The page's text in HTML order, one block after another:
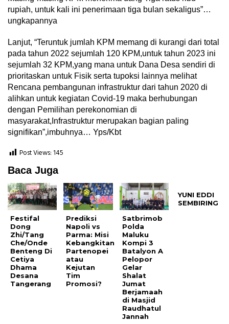
rupiah, untuk kali ini penerimaan tiga bulan sekaligus”…
ungkapannya
Lanjut, “Teruntuk jumlah KPM memang di kurangi dari total
pada tahun 2022 sejumlah 120 KPM,untuk tahun 2023 ini
sejumlah 32 KPM,yang mana untuk Dana Desa sendiri di
prioritaskan untuk Fisik serta tupoksi lainnya melihat
Rencana pembangunan infrastruktur dari tahun 2020 di
alihkan untuk kegiatan Covid-19 maka berhubungan
dengan Pemilihan perekonomian di
masyarakat,Infrastruktur merupakan bagian paling
signifikan”,imbuhnya… Yps/Kbt
Post Views: 145
Baca Juga
Festifal
Dong
Zhi/Tang
Che/Onde
Benteng Di
Cetiya
Dhama
Desana
Tangerang
Prediksi
Napoli vs
Parma: Misi
Kebangkitan
Partenopei
atau
Kejutan
Tim
Promosi?
Satbrimob
Polda
Maluku
Kompi 3
Batalyon A
Pelopor
Gelar
Shalat
Jumat
Berjamaah
di Masjid
Raudhatul
Jannah
YUNI EDDI
SEMBIRING